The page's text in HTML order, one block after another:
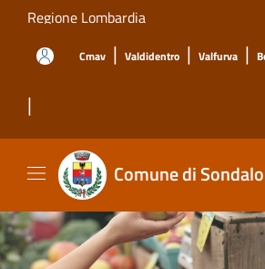
Salta al contenuto principale
Regione Lombardia
Cmav | Valdidentro | Valfurva |
|
Comune di Sondalo